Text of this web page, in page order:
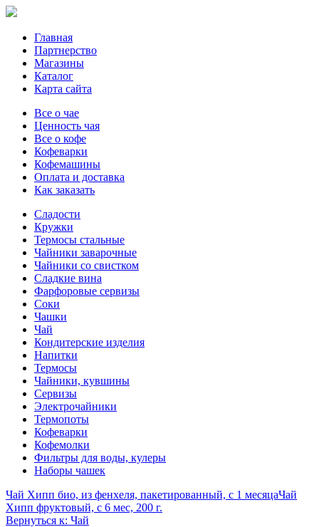
Главная
Партнерство
Магазины
Каталог
Карта сайта
Все о чае
Ценность чая
Все о кофе
Кофеварки
Кофемашины
Оплата и доставка
Как заказать
Сладости
Кружки
Термосы стальные
Чайники заварочные
Чайники со свистком
Сладкие вина
Фарфоровые сервизы
Соки
Чашки
Чай
Кондитерские изделия
Напитки
Термосы
Чайники, кувшины
Сервизы
Электрочайники
Термопоты
Кофеварки
Кофемолки
Фильтры для воды, кулеры
Наборы чашек
Чай Хипп био, из фенхеля, пакетированный, с 1 месяцаЧай
Хипп фруктовый, с 6 мес, 200 г.
Вернуться к: Чай